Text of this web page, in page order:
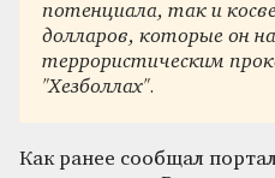
потенциала, так и
долларов, которые он
террористическим
"Хезболлах".
Как ранее сообщал